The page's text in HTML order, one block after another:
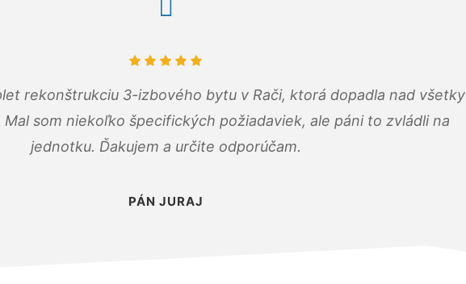
rekonštrukciu 3-izbového bytu v Rači, ktorá dopadla nad všetky
Mal som niekoľko špecifických požiadaviek, ale páni to zvládli na
jednotku. Ďakujem a určite odporúčam.
PÁN JURAJ